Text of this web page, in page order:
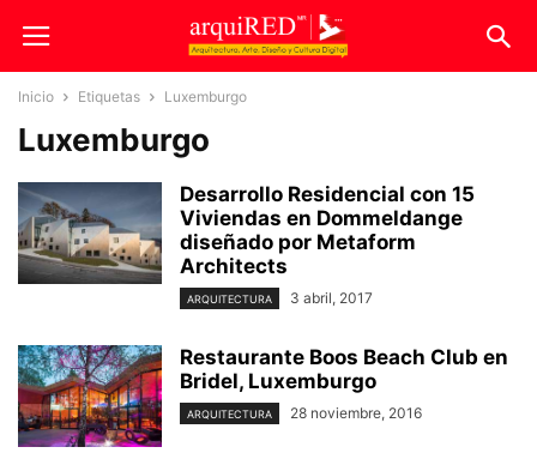
Inicio Etiquetas Luxemburgo
Luxemburgo
Desarrollo Residencial con 15
Viviendas en Dommeldange
diseñado por Metaform
Architects
ARQUITECTURA 3 abril, 2017
Restaurante Boos Beach Club en
Bridel, Luxemburgo
ARQUITECTURA 28 noviembre, 2016